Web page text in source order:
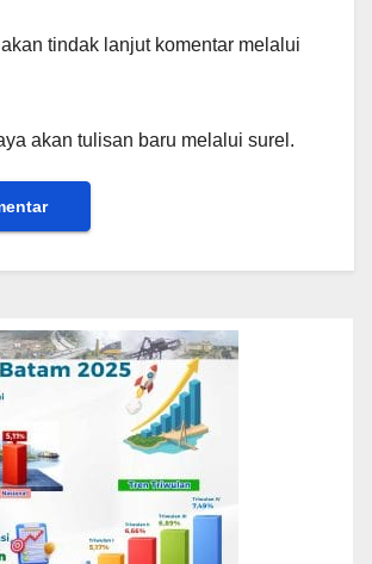
tindak lanjut komentar melalui
akan tulisan baru melalui surel.